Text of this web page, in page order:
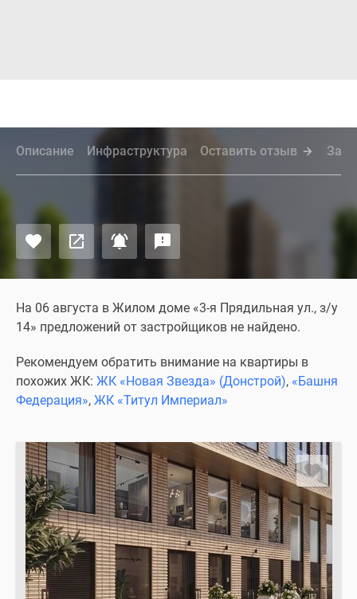
Описание Инфраструктура Оставить отзыв
На 06 августа в Жилом доме «3-я Прядильная ул., з/у
14» предложений от застройщиков не найдено.
Рекомендуем обратить внимание на квартиры в
похожих ЖК: ЖК «Новая Звезда» (Донстрой), «Башня
Федерация», ЖК «Титул Империал»